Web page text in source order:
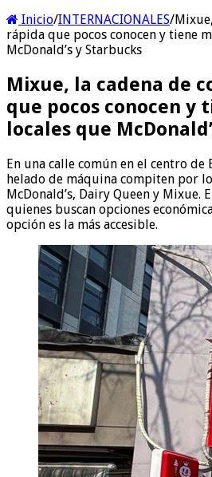
Inicio/INTERNACIONALES/
rápida que pocos conocen y tiene
McDonald’s y Starbucks
Mixue, la cadena de
que pocos conocen y
locales que
En una calle común en el centro
helado de máquina compiten por
McDonald’s, Dairy Queen y Mixue.
quienes buscan opciones
opción es la más accesible.